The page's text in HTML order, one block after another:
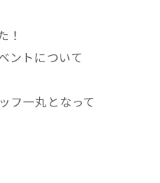
！
ントについて
フ一丸となって